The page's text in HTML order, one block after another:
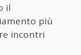
il
più
incontri